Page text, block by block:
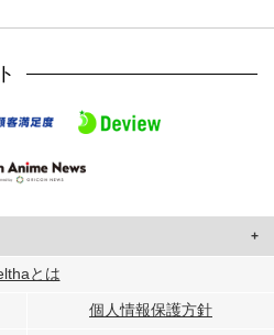
ユーザーに合わせたコンテンツや広告の
とは
個人情報保護方針